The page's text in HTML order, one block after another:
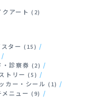
クアート (2)
スター(15)
診察券 (2)
トリー(5)
カー・シール(1)
メニュー(9)